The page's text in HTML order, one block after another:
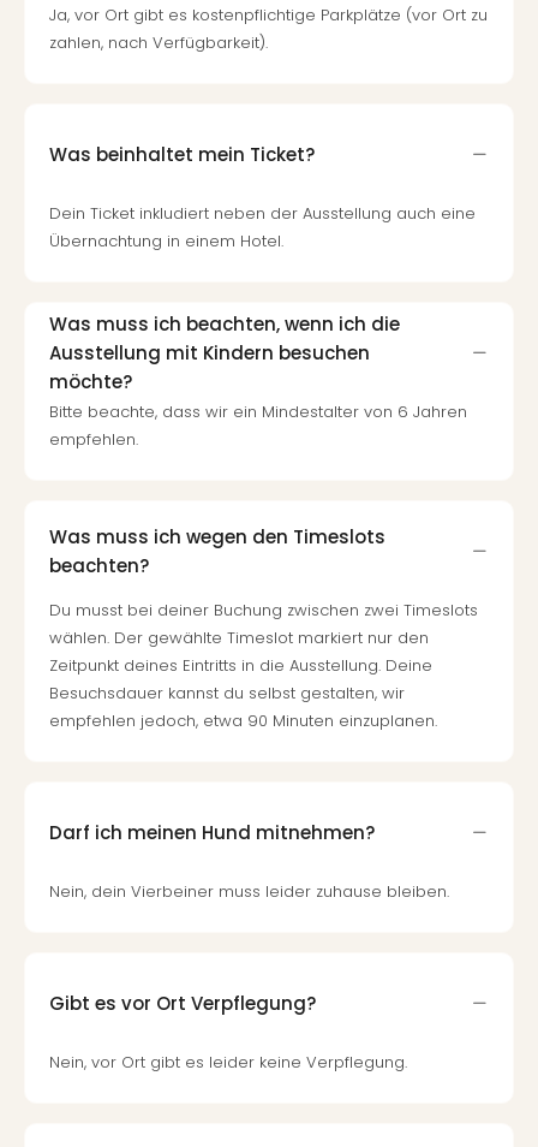
Ja, vor Ort gibt es kostenpflichtige Parkplätze (vor Ort zu
zahlen, nach Verfügbarkeit).
Was beinhaltet mein Ticket?
Dein Ticket inkludiert neben der Ausstellung auch eine
Übernachtung in einem Hotel.
Was muss ich beachten, wenn ich die
Ausstellung mit Kindern besuchen
möchte?
Bitte beachte, dass wir ein Mindestalter von 6 Jahren
empfehlen.
Was muss ich wegen den Timeslots
beachten?
Du musst bei deiner Buchung zwischen zwei Timeslots
wählen. Der gewählte Timeslot markiert nur den
Zeitpunkt deines Eintritts in die Ausstellung. Deine
Besuchsdauer kannst du selbst gestalten, wir
empfehlen jedoch, etwa 90 Minuten einzuplanen.
Darf ich meinen Hund mitnehmen?
Nein, dein Vierbeiner muss leider zuhause bleiben.
Gibt es vor Ort Verpflegung?
Nein, vor Ort gibt es leider keine Verpflegung.